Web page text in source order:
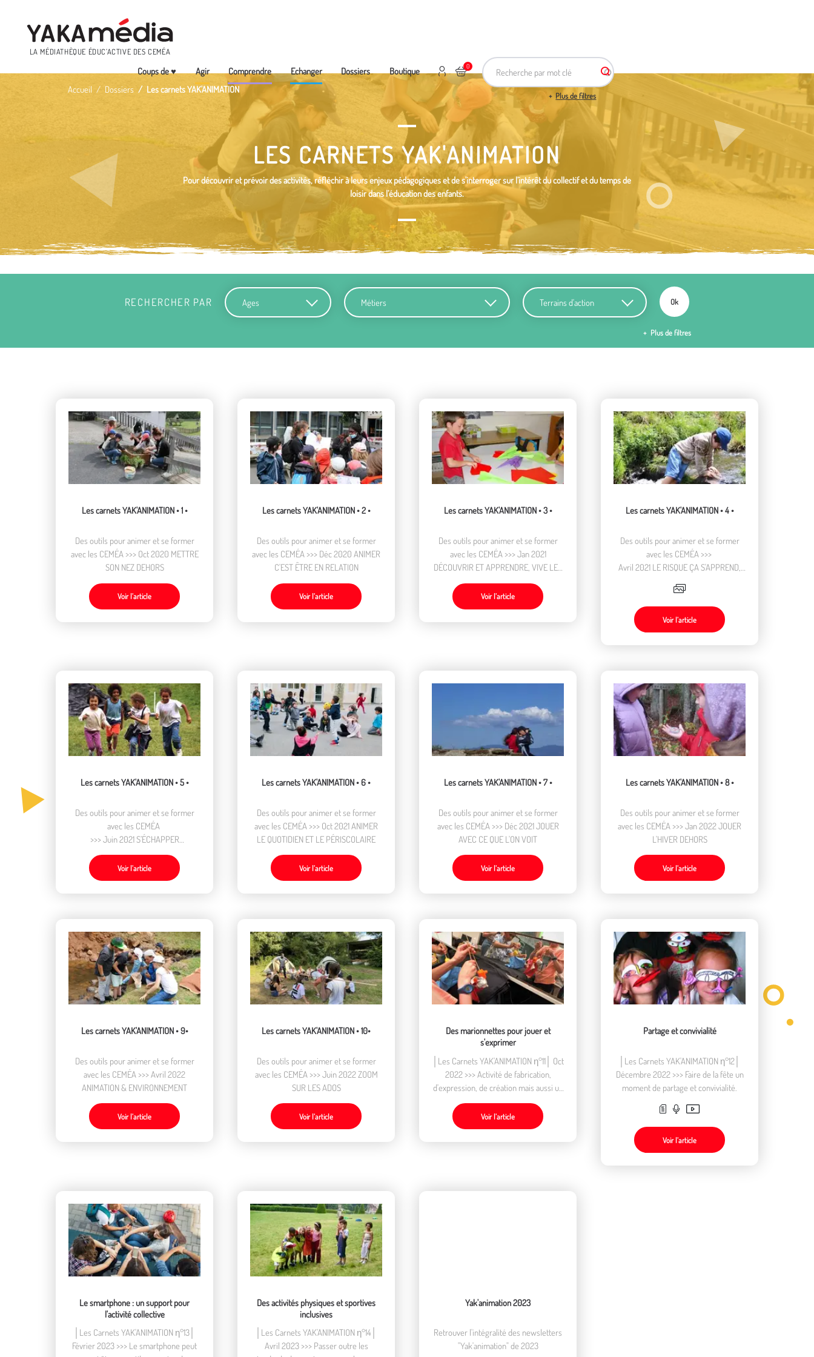
LA MÉDIATHÈQUE ÉDUC’ACTIVE DES CEMÉA
Recherche par mot clé
Plus de filtres
Menu
Coups de ♥ Agir Comprendre Echanger Dossiers Boutique 0
Ajouter au panier
Mon compte
Accueil Dossiers Les carnets YAK'ANIMATION
LES CARNETS YAK'ANIMATION
Pour découvrir et prévoir des activités, réfléchir à leurs enjeux pédagogiques et de s'interroger sur l’intérêt du collectif et du temps de
loisir dans l’éducation des enfants.
RECHERCHER PAR
Ages Métiers Terrains d'action
Ok
Plus de filtres
Les carnets YAK'ANIMATION • 1 •
Des outils pour animer et se former
avec les CEMÉA >>> Oct 2020 METTRE
SON NEZ DEHORS
Voir l’article
Les carnets YAK'ANIMATION • 2 •
Des outils pour animer et se former
avec les CEMÉA >>> Déc 2020 ANIMER
C'EST ÊTRE EN RELATION
Voir l’article
Les carnets YAK'ANIMATION • 3 •
Des outils pour animer et se former
avec les CEMÉA >>> Jan 2021
DÉCOUVRIR ET APPRENDRE, VIVE LES
Voir l’article
Les carnets YAK'ANIMATION • 4 •
Des outils pour animer et se former
avec les CEMÉA >>>
Avril 2021 LE RISQUE ÇA S'APPREND,
Voir l’article
Les carnets YAK'ANIMATION • 5 •
Des outils pour animer et se former
avec les CEMÉA
>>> Juin 2021 S’ÉCHAPPER
Voir l’article
Les carnets YAK'ANIMATION • 6 •
Des outils pour animer et se former
avec les CEMÉA >>> Oct 2021 ANIMER
LE QUOTIDIEN ET LE PÉRISCOLAIRE
Voir l’article
Les carnets YAK'ANIMATION • 7 •
Des outils pour animer et se former
avec les CEMÉA >>> Déc 2021 JOUER
AVEC CE QUE L'ON VOIT
Voir l’article
Les carnets YAK'ANIMATION • 8 •
Des outils pour animer et se former
avec les CEMÉA >>> Jan 2022 JOUER
L'HIVER DEHORS
Voir l’article
Les carnets YAK'ANIMATION • 9•
Des outils pour animer et se former
avec les CEMÉA >>> Avril 2022
ANIMATION & ENVIRONNEMENT
Voir l’article
Les carnets YAK'ANIMATION • 10•
Des outils pour animer et se former
avec les CEMÉA >>> Juin 2022 ZOOM
SUR LES ADOS
Voir l’article
Des marionnettes pour jouer et
s'exprimer
│Les Carnets YAK'ANIMATION η°11│ Oct
2022 >>> Activité de fabrication,
d'expression, de création mais aussi un
Voir l’article
Partage et convivialité
│Les Carnets YAK'ANIMATION η°12│
Décembre 2022 >>> Faire de la fête un
moment de partage et convivialité.
Voir l’article
Le smartphone : un support pour
l'activité collective
│Les Carnets YAK'ANIMATION η°13│
Février 2023 >>> Le smartphone peut
Des activités physiques et sportives
inclusives
│Les Carnets YAK'ANIMATION η°14│
Avril 2023 >>> Passer outre les
Yak'animation 2023
Retrouver l'intégralité des newsletters
"Yak'animation" de 2023